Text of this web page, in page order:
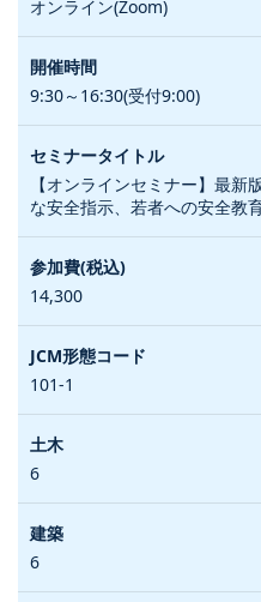
オンライン(Zoom)
9:30～16:30(受付9:00)
【オンラインセミナー】最
な安全指示、若者への安全教
14,300
101-1
6
6